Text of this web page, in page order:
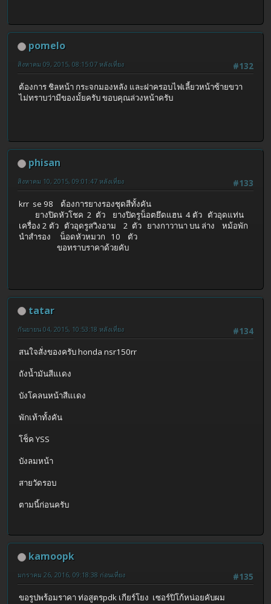
pomelo
#132
สิงหาคม 09, 2015, 08:15:07 หลังเที่ยง
ต้องการ ชิลหน้า กระจกมองหลัง และฝาครอบไฟเลี้ยวหน้าซ้ายขวา
ไม่ทราบว่ามีของมั้ยครับ ขอบคุณล่วงหน้าครับ
phisan
#133
สิงหาคม 10, 2015, 09:01:47 หลังเที่ยง
krr se 98 ต้องการยางรองชุดสีทั้งคัน
ยางปิดหัวโชค 2 ตัว ยางปิดรูน็อตยึดแฮน 4 ตัว ตัวอุดแท่น
เครื่อง 2 ตัว ตัวอุดรูสวิงอาม 2 ตัว ยางกาวานา บน ล่าง หม้อพัก
นำสำรอง น็อดหัวหมวก 10 ตัว
ขอทราบราคาด้วยคับ
tatar
#134
กันยายน 04, 2015, 10:53:18 หลังเที่ยง
สนใจสั่งของครับ honda nsr150rr
ถังน้ำมันสีแเดง
บังโคลนหน้าสีแเดง
พักเท้าทั้งคัน
โช็ค YSS
บังลมหน้า
สายวัดรอบ
ตามนี้ก่อนครับ
kamoopk
#135
มกราคม 26, 2016, 09:18:38 ก่อนเที่ยง
ขอรูปพร้อมราคา ท่อสูตรpdk เกียร์โยง เซอร์ปิโก้หน่อยคับผม